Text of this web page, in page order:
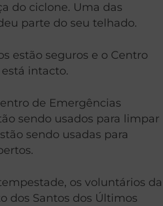
do ciclone. Uma das
parte do seu telhado.
estão seguros e o Centro
intacto.
de Emergências
sendo usados ​​para limpar
sendo usadas para
os voluntários da
dos Santos dos Últimos